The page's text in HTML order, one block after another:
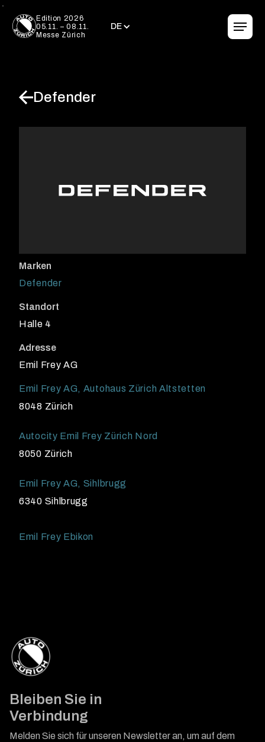
Edition 2026
05.11. – 08.11.
Messe Zürich
DE
DE
Defender
Marken
Defender
Standort
Halle 4
Adresse
Emil Frey AG
Emil Frey AG, Autohaus Zürich Altstetten
8048 Zürich
Autocity Emil Frey Zürich Nord
8050 Zürich
Emil Frey AG, Sihlbrugg
6340 Sihlbrugg
Emil Frey Ebikon
Bleiben Sie in
Verbindung
Melden Sie sich für unseren Newsletter an, um auf dem